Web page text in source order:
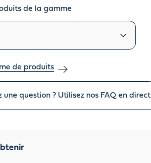
de la gamme
de produits
une question ? Utilisez nos FAQ en direct